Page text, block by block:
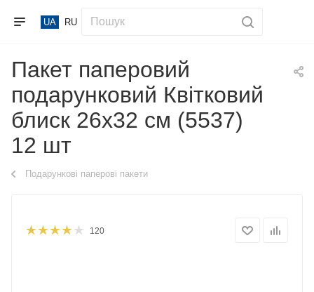
UA RU
Пакет паперовий
подарунковий Квітковий
блиск 26х32 см (5537)
12 шт
Подарункові паперові пакети
120